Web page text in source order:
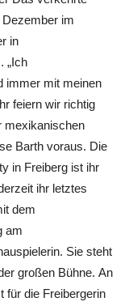
im
in
„Ich
immer mit meinen
feiern wir richtig
mexikanischen
Barth voraus. Die
in Freiberg ist ihr
ihr letztes
dem
am
Sie steht
großen Bühne. An
für die Freibergerin